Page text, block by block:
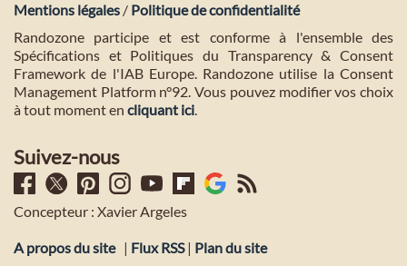
Mentions légales / Politique de confidentialité
Randozone participe et est conforme à l'ensemble des
Spécifications et Politiques du Transparency & Consent
Framework de l'IAB Europe. Randozone utilise la Consent
Management Platform n°92. Vous pouvez modifier vos choix
à tout moment en cliquant ici.
Suivez-nous
Concepteur : Xavier Argeles
A propos du site | Flux RSS| Plan du site